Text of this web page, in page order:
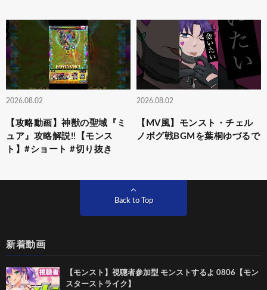
2026.08.02
【攻略動画】神獣の聖域『ミ
ュア』攻略解説!!【モンス
ト】#ショート #切り抜き
2026.08.02
【MV風】モンスト・チェル
ノボグ戦BGMを葉桐ゆづるで
Back to Top
新着動画
【モンスト】視聴者参加型 モンストするよ 0806【モン
スターストライク】